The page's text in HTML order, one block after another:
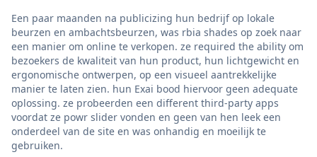
Een paar maanden na publicizing hun bedrijf op lokale
beurzen en ambachtsbeurzen, was rbia shades op zoek naar
een manier om online te verkopen. ze required the ability om
bezoekers de kwaliteit van hun product, hun lichtgewicht en
ergonomische ontwerpen, op een visueel aantrekkelijke
manier te laten zien. hun Exai bood hiervoor geen adequate
oplossing. ze probeerden een different third-party apps
voordat ze powr slider vonden en geen van hen leek een
onderdeel van de site en was onhandig en moeilijk te
gebruiken.